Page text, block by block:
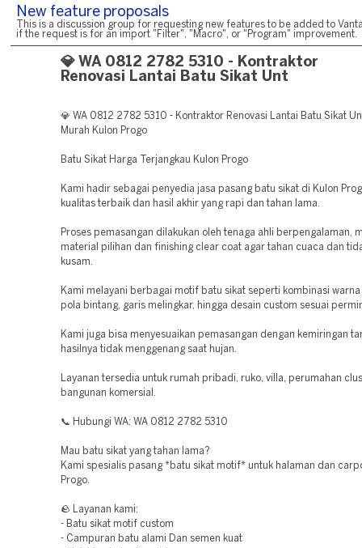
New feature proposals
This is a discussion group for requesting new features to be added to
if the request is for an import "Filter", "Macro", or "Program" improvement.
💎 WA 0812 2782 5310 - Kontraktor
Renovasi Lantai Batu Sikat Unt
💎 WA 0812 2782 5310 - Kontraktor Renovasi Lantai Batu Sikat
Murah Kulon Progo
Batu Sikat Harga Terjangkau Kulon Progo
Kami hadir sebagai penyedia jasa pasang batu sikat di Kulon
kualitas terbaik dan hasil akhir yang rapi dan tahan lama.
Proses pemasangan dilakukan oleh tenaga ahli berpengalaman,
material pilihan dan finishing clear coat agar tahan cuaca dan
kusam.
Kami melayani berbagai motif batu sikat seperti kombinasi
pola bintang, garis melingkar, hingga desain custom sesuai
Kami juga bisa menyesuaikan pemasangan dengan kemiringan
hasilnya tidak menggenang saat hujan.
Layanan tersedia untuk rumah pribadi, ruko, villa, perumahan
bangunan komersial.
📞 Hubungi WA: WA 0812 2782 5310
Mau batu sikat yang tahan lama?
Kami spesialis pasang *batu sikat motif* untuk halaman dan
Progo.
🪨 Layanan kami:
- Batu sikat motif custom
- Campuran batu alami Dan semen kuat